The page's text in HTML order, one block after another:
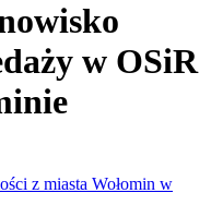
w OSiR
z miasta Wołomin w